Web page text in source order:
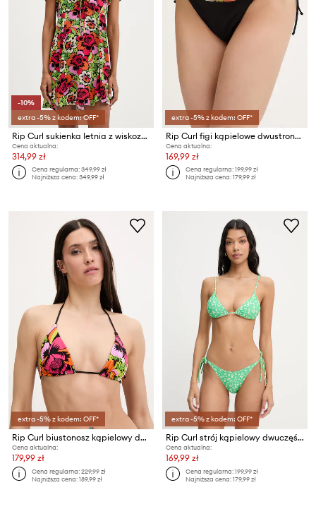
-10%
extra -5% z kodem: OFF*
Rip Curl sukienka letnia z wiskozy FARM RIO
Cena aktualna:
314,99 zł
Cena regularna:349,99 zł
Najniższa cena:349,99 zł
extra -5% z kodem: OFF*
Rip Curl figi kąpielowe dwustronne damskie FARM RIO
Cena aktualna:
169,99 zł
Cena regularna:199,99 zł
Najniższa cena:179,99 zł
extra -5% z kodem: OFF*
Rip Curl biustonosz kąpielowy dwustronny damski FARM RIO
Cena aktualna:
179,99 zł
Cena regularna:229,99 zł
Najniższa cena:189,99 zł
extra -5% z kodem: OFF*
Rip Curl strój kąpielowy dwuczęściowy damski MOLOKAI
Cena aktualna:
169,99 zł
Cena regularna:199,99 zł
Najniższa cena:179,99 zł